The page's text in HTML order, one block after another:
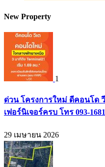
New Property
1
ด่วน โครงการใหม่ ดีคอนโด
เฟอร์นิเจอร์ครบ โทร 093-
29 เมษายน 2026